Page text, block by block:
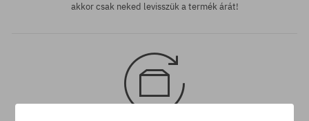
akkor csak neked levisszük a termék árát!